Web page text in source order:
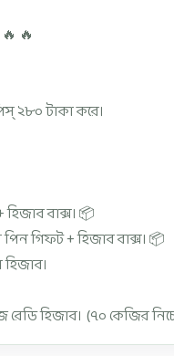
🔥
২৮০ টাকা করে।
বাক্স। 📦
গিফট + হিজাব বাক্স। 📦
হিজাব। (৭০ কেজির